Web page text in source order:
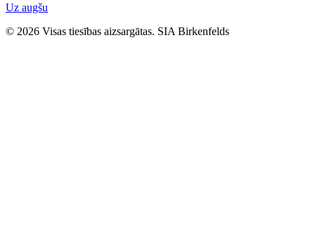
Uz augšu
© 2026 Visas tiesības aizsargātas. SIA Birkenfelds